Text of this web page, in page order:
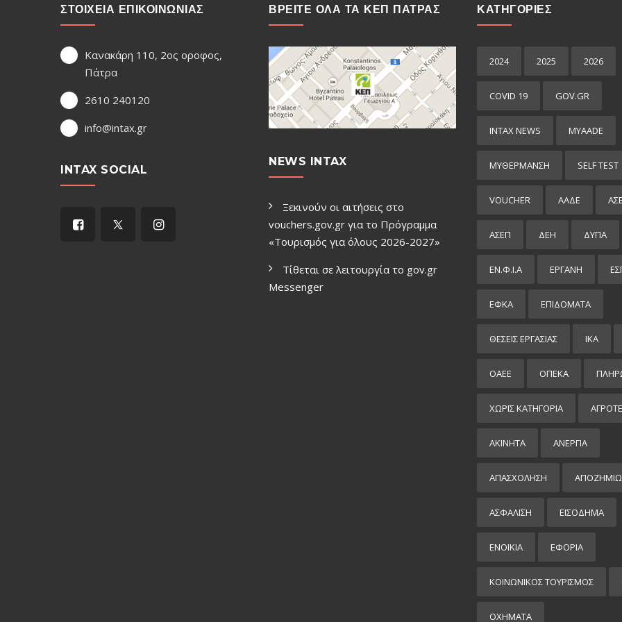
ΣΤΟΙΧΕΙΑ ΕΠΙΚΟΙΝΩΝΙΑΣ
Κανακάρη 110, 2ος οροφος,
Πάτρα
2610 240120
info@intax.gr
INTAX SOCIAL
ΒΡΕΙΤΕ ΟΛΑ ΤΑ ΚΕΠ ΠΑΤΡΑΣ
NEWS INTAX
Ξεκινούν οι αιτήσεις στο
vouchers.gov.gr για το Πρόγραμμα
«Τουρισμός για όλους 2026-2027»
Τίθεται σε λειτουργία το gov.gr
Μessenger
ΚΑΤΗΓΟΡΙΕΣ
2024 2025 2026
COVID 19 GOV.GR
INTAX NEWS MYAADE
MYΘΈΡΜΑΝΣΗ SELF TEST
VOUCHER ΑΑΔΕ
ΑΣΕΠ ΔΕΗ ΔΥΠΑ
ΕΝ.Φ.Ι.Α ΕΡΓΑΝΗ
ΕΦΚΑ ΕΠΙΔΌΜΑΤΑ
ΘΕΣΕΙΣ ΕΡΓΑΣΙΑΣ ΙΚΑ
ΟΑΕΕ ΟΠΕΚΑ
ΧΩΡΊΣ ΚΑΤΗΓΟΡΊΑ
ΑΚΙΝΗΤΑ ΑΝΕΡΓΙΑ
ΑΠΑΣΧΟΛΗΣΗ
ΑΣΦΑΛΙΣΗ ΕΙΣΌΔΗΜΑ
ΕΝΟΙΚΙΑ ΕΦΟΡΙΑ
ΚΟΙΝΩΝΙΚΟΣ ΤΟΥΡΙΣΜΟΣ
ΟΧΗΜΑΤΑ